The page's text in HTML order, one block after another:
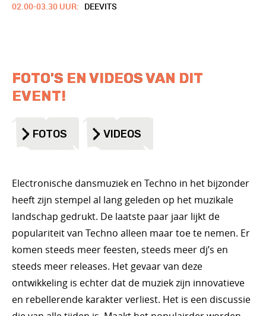
02.00-03.30 UUR: DEEVITS
FOTO'S EN VIDEOS VAN DIT
EVENT!
FOTOS VIDEOS
Electronische dansmuziek en Techno in het bijzonder
heeft zijn stempel al lang geleden op het muzikale
landschap gedrukt. De laatste paar jaar lijkt de
populariteit van Techno alleen maar toe te nemen. Er
komen steeds meer feesten, steeds meer dj’s en
steeds meer releases. Het gevaar van deze
ontwikkeling is echter dat de muziek zijn innovatieve
en rebellerende karakter verliest. Het is een discussie